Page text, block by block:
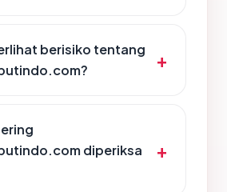
berisiko tentang
diperiksa